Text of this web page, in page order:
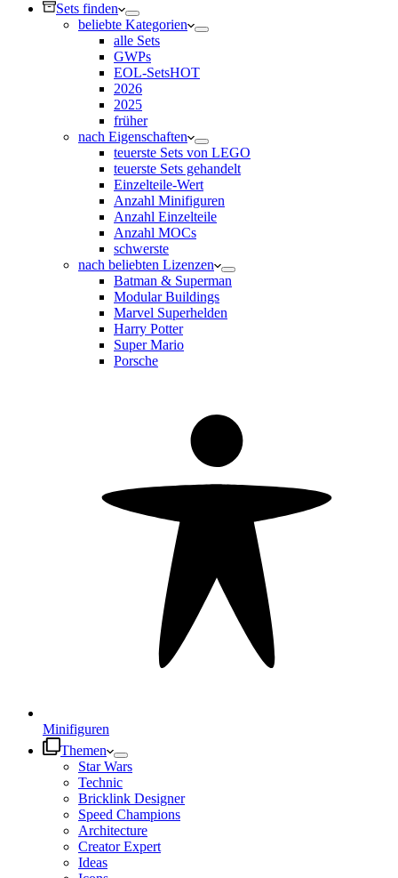
Sets finden
beliebte Kategorien
alle Sets
GWPs
EOL-SetsHOT
2026
2025
früher
nach Eigenschaften
teuerste Sets von LEGO
teuerste Sets gehandelt
Einzelteile-Wert
Anzahl Minifiguren
Anzahl Einzelteile
Anzahl MOCs
schwerste
nach beliebten Lizenzen
Batman & Superman
Modular Buildings
Marvel Superhelden
Harry Potter
Super Mario
Porsche
Minifiguren
Themen
Star Wars
Technic
Bricklink Designer
Speed Champions
Architecture
Creator Expert
Ideas